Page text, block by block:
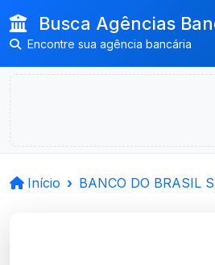
Busca Agências
Encontre sua agência bancária
Início BANCO DO BRASIL